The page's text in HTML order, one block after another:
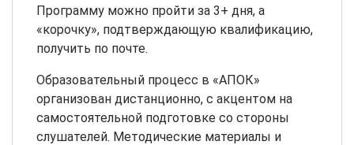
Программу можно пройти за 3+ дня, а
«корочку», подтверждающую квалификацию,
получить по почте.
Образовательный процесс в «АПОК»
организован дистанционно, с акцентом на
самостоятельной подготовке со стороны
слушателей. Методические материалы и